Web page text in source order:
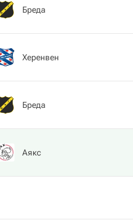
Бреда
Херенвен
Бреда
Аякс